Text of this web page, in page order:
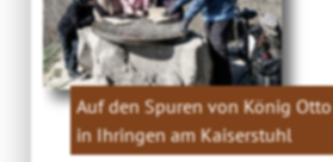
Auf den Spuren von König Otto
in Ihringen am Kaiserstuhl